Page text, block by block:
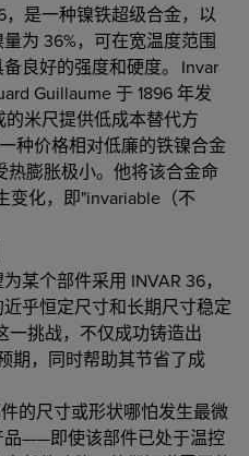
是一种镍铁超级合金，以
为 36%，可在宽温度范围
良好的强度和硬度。 Invar
Guillaume 于 1896 年发
米尺提供低成本替代方
种价格相对低廉的铁镍合金
膨胀极小。他将该合金命
变化，即"invariable（不
某个部件采用 INVAR 36，
乎恒定尺寸和长期尺寸稳定
一挑战，不仅成功铸造出
期，同时帮助其节省了成
的尺寸或形状哪怕发生最微
——即使该部件已处于温控